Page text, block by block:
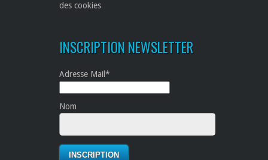
des cookies
INSCRIPTION NEWSLETTER
Adresse Mail*
Nom